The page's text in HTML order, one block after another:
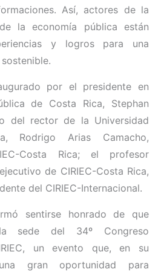
Así, actores de la
la economía pública están
y logros para una
por el presidente en
de Costa Rica, Stephan
del rector de la Universidad
Rodrigo Arias Camacho,
Costa Rica; el profesor
de CIRIEC-Costa Rica,
del CIRIEC-Internacional.
sentirse honrado de que
sede del 34º Congreso
un evento que, en su
gran oportunidad para